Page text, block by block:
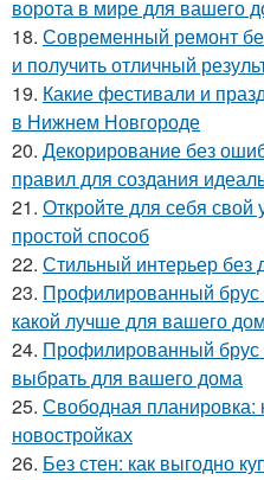
ворота в мире для вашего
18. Современный ремонт
и получить отличный
19. Какие фестивали и
в Нижнем Новгороде
20. Декорирование без
правил для создания
21. Откройте для себя свой
простой способ
22. Стильный интерьер без
23. Профилированный брус
какой лучше для вашего
24. Профилированный брус
выбрать для вашего дома
25. Свободная планировка:
новостройках
26. Без стен: как выгодно